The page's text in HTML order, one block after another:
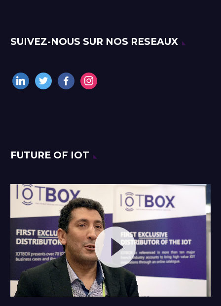
SUIVEZ-NOUS SUR NOS RESEAUX
linkedintwitterfacebookinstagram
FUTURE OF IOT
Lecteur
vidéo